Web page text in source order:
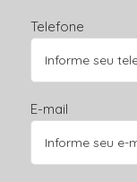
Telefone
E-mail